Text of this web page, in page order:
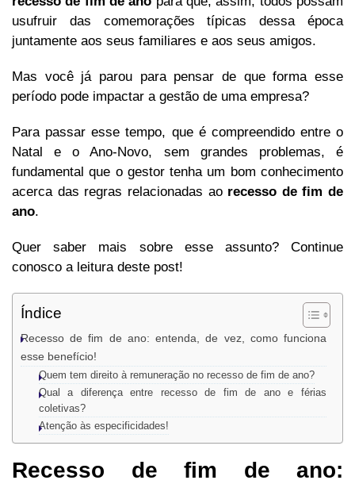
usufruir das comemorações típicas dessa época
juntamente aos seus familiares e aos seus amigos.
Mas você já parou para pensar de que forma esse
período pode impactar a gestão de uma empresa?
Para passar esse tempo, que é compreendido entre o
Natal e o Ano-Novo, sem grandes problemas, é
fundamental que o gestor tenha um bom conhecimento
acerca das regras relacionadas ao recesso de fim de
ano.
Quer saber mais sobre esse assunto? Continue
conosco a leitura deste post!
Índice
Recesso de fim de ano: entenda, de vez, como funciona
esse benefício!
Quem tem direito à remuneração no recesso de fim de ano?
Qual a diferença entre recesso de fim de ano e férias
coletivas?
Atenção às especificidades!
Recesso de fim de ano: